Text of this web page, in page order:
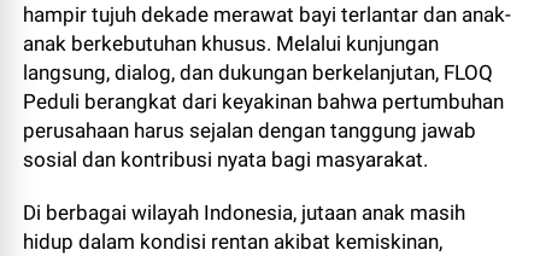
hampir tujuh dekade merawat bayi terlantar dan anak-
anak berkebutuhan khusus. Melalui kunjungan
langsung, dialog, dan dukungan berkelanjutan, FLOQ
Peduli berangkat dari keyakinan bahwa pertumbuhan
perusahaan harus sejalan dengan tanggung jawab
sosial dan kontribusi nyata bagi masyarakat.
Di berbagai wilayah Indonesia, jutaan anak masih
hidup dalam kondisi rentan akibat kemiskinan,